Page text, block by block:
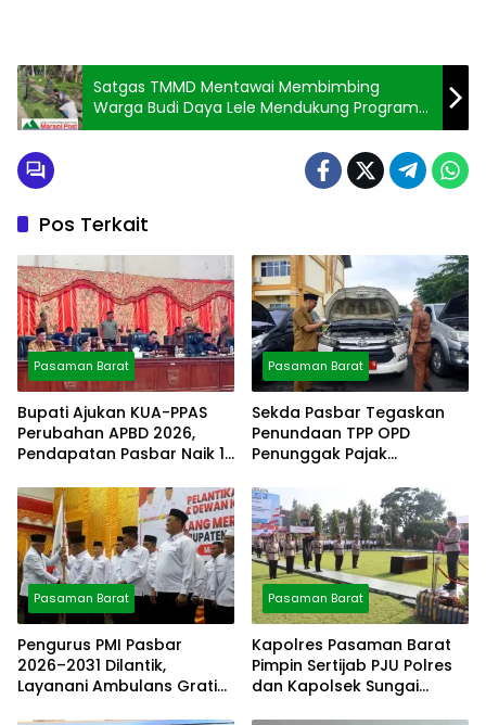
Satgas TMMD Mentawai Membimbing
Warga Budi Daya Lele Mendukung Program
Ketahanan Pangan
Pos Terkait
Pasaman Barat
Bupati Ajukan KUA-PPAS
Perubahan APBD 2026,
Pendapatan Pasbar Naik 15
Pasaman Barat
Sekda Pasbar Tegaskan
Penundaan TPP OPD
Penunggak Pajak
Pasaman Barat
Pengurus PMI Pasbar
2026–2031 Dilantik,
Layanani Ambulans Gratis
Pasaman Barat
Kapolres Pasaman Barat
Pimpin Sertijab PJU Polres
dan Kapolsek Sungai